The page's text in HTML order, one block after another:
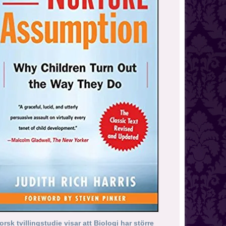
tvillingstudie visar att Biologi har större